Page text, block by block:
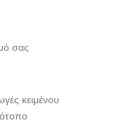
σας
κειμένου